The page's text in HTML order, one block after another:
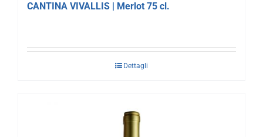
CANTINA VIVALLIS | Merlot 75 cl.
Dettagli